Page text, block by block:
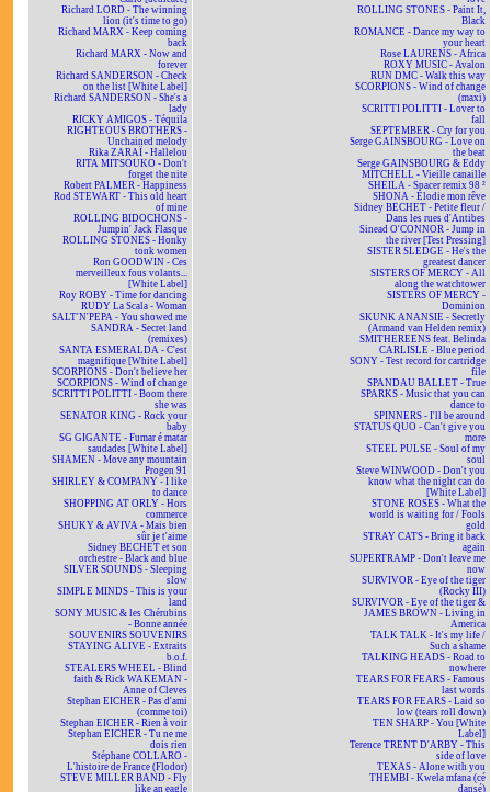
Richard LORD - The winning
lion (it's time to go)
Richard MARX - Keep coming
back
Richard MARX - Now and
forever
Richard SANDERSON - Check
on the list [White Label]
Richard SANDERSON - She's a
lady
RICKY AMIGOS - Téquila
RIGHTEOUS BROTHERS -
Unchained melody
Rika ZARAÏ - Hallelou
RITA MITSOUKO - Don't
forget the nite
Robert PALMER - Happiness
Rod STEWART - This old heart
of mine
ROLLING BIDOCHONS -
Jumpin' Jack Flasque
ROLLING STONES - Honky
tonk women
Ron GOODWIN - Ces
merveilleux fous volants...
[White Label]
Roy ROBY - Time for dancing
RUDY La Scala - Woman
SALT'N'PEPA - You showed me
SANDRA - Secret land
(remixes)
SANTA ESMERALDA - C'est
magnifique [White Label]
SCORPIONS - Don't believe her
SCORPIONS - Wind of change
SCRITTI POLITTI - Boom there
she was
SENATOR KING - Rock your
baby
SG GIGANTE - Fumar é matar
saudades [White Label]
SHAMEN - Move any mountain
Progen 91
SHIRLEY & COMPANY - I like
to dance
SHOPPING AT ORLY - Hors
commerce
SHUKY & AVIVA - Mais bien
sûr je t'aime
Sidney BECHET et son
orchestre - Black and blue
SILVER SOUNDS - Sleeping
slow
SIMPLE MINDS - This is your
land
SONY MUSIC & les Chérubins
- Bonne année
SOUVENIRS SOUVENIRS
STAYING ALIVE - Extraits
b.o.f.
STEALERS WHEEL - Blind
faith & Rick WAKEMAN -
Anne of Cleves
Stephan EICHER - Pas d'ami
(comme toi)
Stephan EICHER - Rien à voir
Stephan EICHER - Tu ne me
dois rien
Stéphane COLLARO -
L'histoire de France (Flodor)
STEVE MILLER BAND - Fly
like an eagle
ROLLING STONES - Paint It,
Black
ROMANCE - Dance my way to
your heart
Rose LAURENS - Africa
ROXY MUSIC - Avalon
RUN DMC - Walk this way
SCORPIONS - Wind of change
(maxi)
SCRITTI POLITTI - Lover to
fall
SEPTEMBER - Cry for you
Serge GAINSBOURG - Love on
the beat
Serge GAINSBOURG & Eddy
MITCHELL - Vieille canaille
SHEILA - Spacer remix 98 ²
SHONA - Elodie mon rêve
Sidney BECHET - Petite fleur /
Dans les rues d'Antibes
Sinead O'CONNOR - Jump in
the river [Test Pressing]
SISTER SLEDGE - He's the
greatest dancer
SISTERS OF MERCY - All
along the watchtower
SISTERS OF MERCY -
Dominion
SKUNK ANANSIE - Secretly
(Armand van Helden remix)
SMITHEREENS feat. Belinda
CARLISLE - Blue period
SONY - Test record for cartridge
file
SPANDAU BALLET - True
SPARKS - Music that you can
dance to
SPINNERS - I'll be around
STATUS QUO - Can't give you
more
STEEL PULSE - Soul of my
soul
Steve WINWOOD - Don't you
know what the night can do
[White Label]
STONE ROSES - What the
world is waiting for / Fools
gold
STRAY CATS - Bring it back
again
SUPERTRAMP - Don't leave me
now
SURVIVOR - Eye of the tiger
(Rocky III)
SURVIVOR - Eye of the tiger &
JAMES BROWN - Living in
America
TALK TALK - It's my life /
Such a shame
TALKING HEADS - Road to
nowhere
TEARS FOR FEARS - Famous
last words
TEARS FOR FEARS - Laid so
low (tears roll down)
TEN SHARP - You [White
Label]
Terence TRENT D'ARBY - This
side of love
TEXAS - Alone with you
THEMBI - Kwela mfana (cé
dansé)